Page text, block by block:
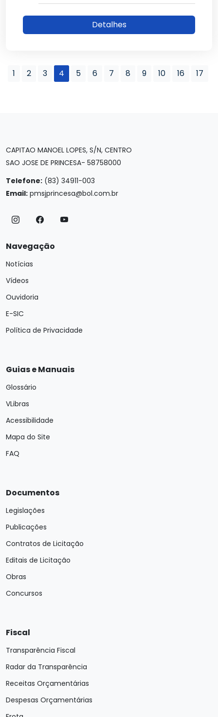
Detalhes
1 2 3 4 5 6 7 8 9 10 16 17
CAPITAO MANOEL LOPES, S/N, CENTRO
SAO JOSE DE PRINCESA- 58758000
Telefone: (83) 34911-003
Email: pmsjprincesa@bol.com.br
Navegação
Notícias
Vídeos
Ouvidoria
E-SIC
Política de Privacidade
Guias e Manuais
Glossário
VLibras
Acessibilidade
Mapa do Site
FAQ
Documentos
Legislações
Publicações
Contratos de Licitação
Editais de Licitação
Obras
Concursos
Fiscal
Transparência Fiscal
Radar da Transparência
Receitas Orçamentárias
Despesas Orçamentárias